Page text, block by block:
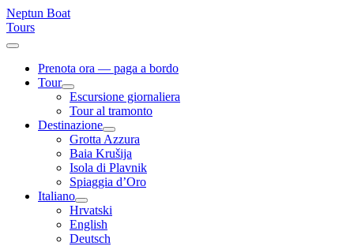
Neptun Boat
Tours
Prenota ora — paga a bordo
Tour
Escursione giornaliera
Tour al tramonto
Destinazione
Grotta Azzura
Baia Krušija
Isola di Plavnik
Spiaggia d’Oro
Italiano
Hrvatski
English
Deutsch